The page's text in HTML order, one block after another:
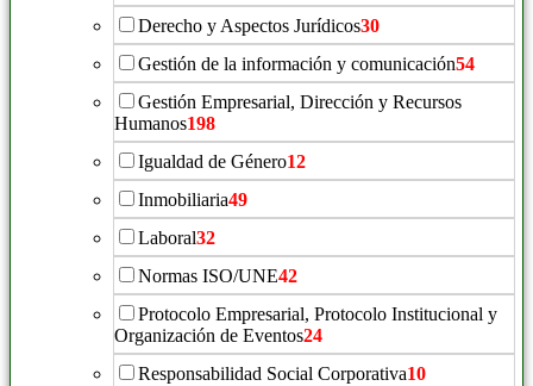
Derecho y Aspectos Jurídicos30
Gestión de la información y comunicación54
Gestión Empresarial, Dirección y Recursos
Humanos198
Igualdad de Género12
Inmobiliaria49
Laboral32
Normas ISO/UNE42
Protocolo Empresarial, Protocolo Institucional y
Organización de Eventos24
Responsabilidad Social Corporativa10